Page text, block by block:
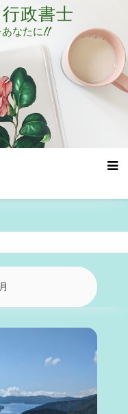
政書士
なたに!!